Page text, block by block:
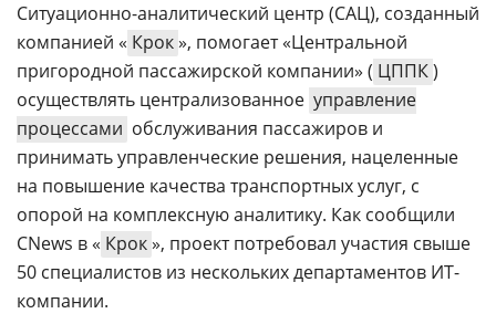
Об
издании
Реклама
Вакансии
Контакты
Max
Telegram
Дзен
Rutube
Ситуационно-аналитический центр (САЦ), созданный
компанией « Крок», помогает «Центральной
пригородной пассажирской компании» ( ЦППК)
осуществлять централизованное управление
процессами обслуживания пассажиров и
принимать управленческие решения, нацеленные
на повышение качества транспортных услуг, с
опорой на комплексную аналитику. Как сообщили
CNews в « Крок», проект потребовал участия свыше
50 специалистов из нескольких департаментов ИТ-
компании.